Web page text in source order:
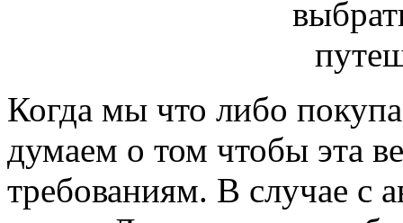
Когда мы что либо
думаем о том чтобы эта
требованиям. В случае с